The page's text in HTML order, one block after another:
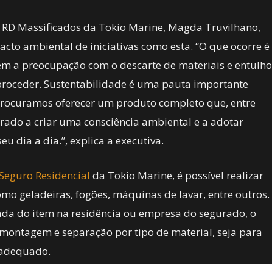
Massificados da Tokio Marine, Magda Truvilhano,
ambiental de iniciativas como esta. “O que ocorre é
a preocupação com o descarte de materiais e entulho
Sustentabilidade é uma pauta importante
oferecer um produto completo que, entre
a criar uma consciência ambiental e a adotar
dia a dia.”, explica a executiva.
Residencial da Tokio Marine, é possível realizar
geladeiras, fogões, máquinas de lavar, entre outros.
do item na residência ou empresa do segurado, o
e separação por tipo de material, seja para